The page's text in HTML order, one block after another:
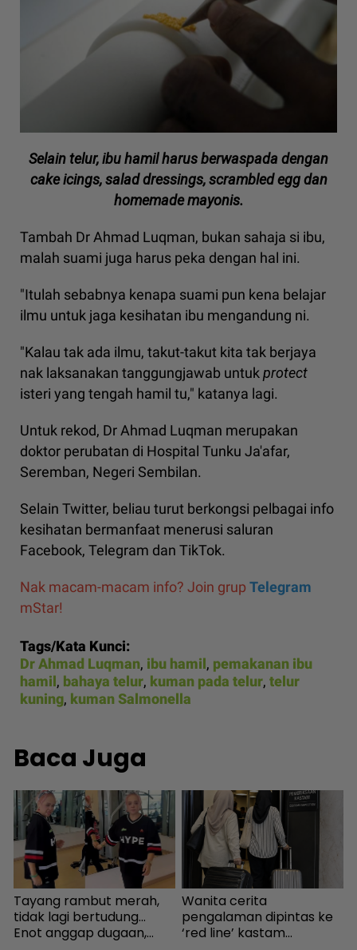
Selain telur, ibu hamil harus berwaspada dengan
cake icings, salad dressings, scrambled egg dan
homemade mayonis.
Tambah Dr Ahmad Luqman, bukan sahaja si ibu,
malah suami juga harus peka dengan hal ini.
"Itulah sebabnya kenapa suami pun kena belajar
ilmu untuk jaga kesihatan ibu mengandung ni.
"Kalau tak ada ilmu, takut-takut kita tak berjaya
nak laksanakan tanggungjawab untukprotect
isteri yang tengah hamil tu," katanya lagi.
Untuk rekod, Dr Ahmad Luqman merupakan
doktor perubatan di Hospital Tunku Ja'afar,
Seremban, Negeri Sembilan.
Selain Twitter, beliau turut berkongsi pelbagai info
kesihatan bermanfaat menerusi saluran
Facebook, Telegram dan TikTok.
Nak macam-macam info? Join grup Telegram
mStar!
Tags/Kata Kunci:
Dr Ahmad Luqman, ibu hamil, pemakanan ibu
hamil, bahaya telur, kuman pada telur, telur
kuning, kuman Salmonella
Baca Juga
Tayang rambut merah,
tidak lagi bertudung...
Enot anggap dugaan,
Wanita cerita
pengalaman dipintas ke
‘red line’ kastam